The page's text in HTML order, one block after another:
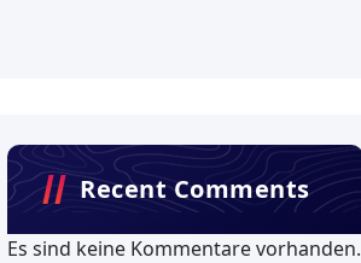
Recent Comments
Es sind keine Kommentare vorhanden.